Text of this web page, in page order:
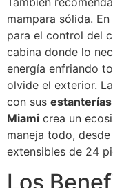
mampara sólida.
para el control del
cabina donde lo
energía enfriando
olvide el exterior.
con sus
Miami crea un
maneja todo,
extensibles de 24
Los